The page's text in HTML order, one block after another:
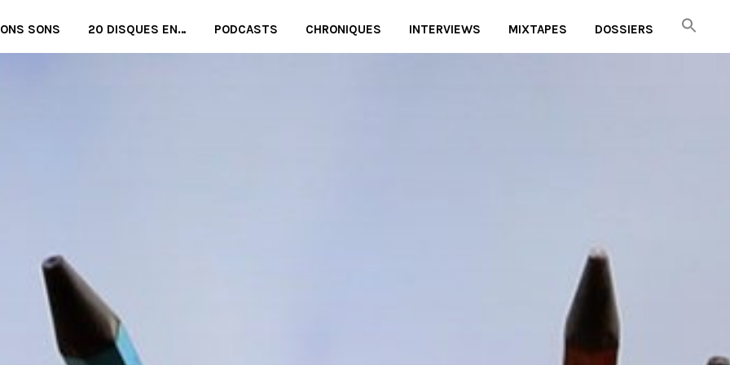
SONS 20 DISQUES EN… PODCASTS CHRONIQUES INTERVIEWS MIXTAPES DOSSIERS